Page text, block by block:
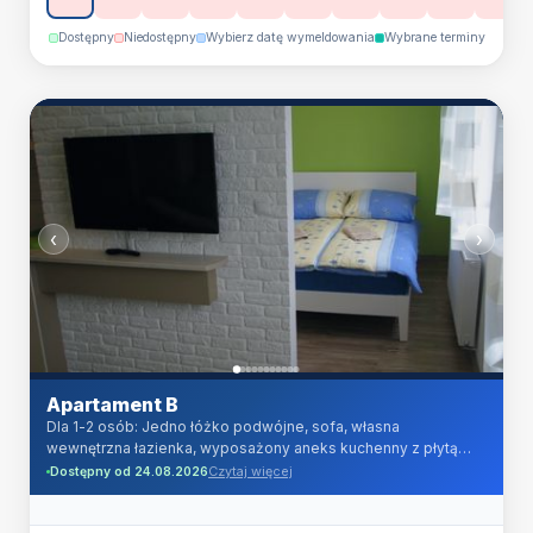
suszarka do włosów.
Dostępny Niedostępny Wybierz datę wymeldowania Wybrane terminy
‹ ›
Apartament B
Dla 1-2 osób: Jedno łóżko podwójne, sofa, własna
wewnętrzna łazienka, wyposażony aneks kuchenny z płytą
indukcyjną, lodówka z zamrażarką, kuchenka mikrofalowa,
czajnik elektryczny, TV LCD HD 32 cale, TV kablowa (ponad
Dostępny od 24.08.2026Czytaj więcej